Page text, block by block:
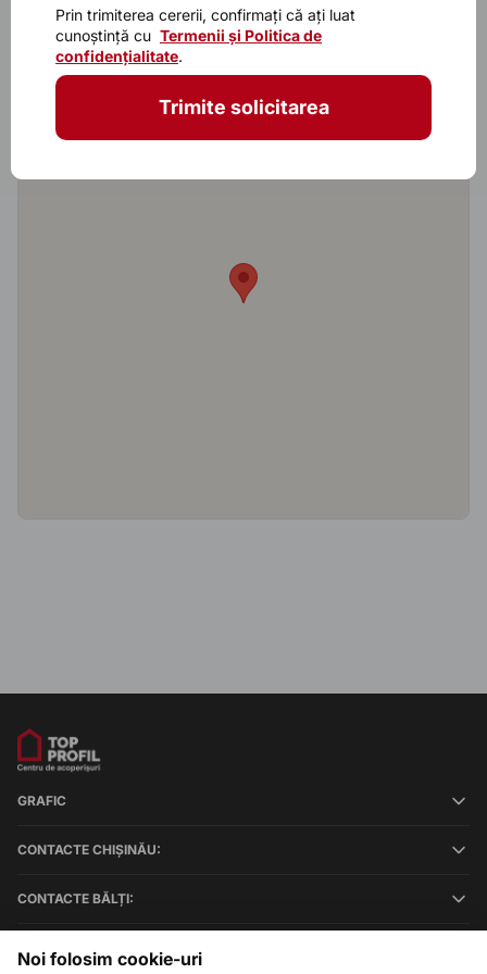
Model Murano 7016
GRAFIC
CONTACTE CHIȘINĂU:
CONTACTE BĂLȚI:
Noi folosim cookie-uri
Prin trimiterea cererii, confirmați că ați luat
cunoștință cu Termenii și Politica de
confidențialitate.
Trimite solicitarea